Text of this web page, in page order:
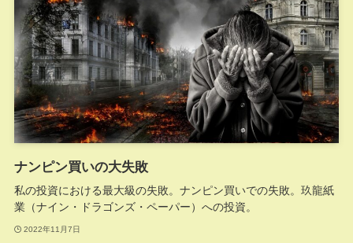
ナンピン買いの大失敗
私の投資における最大級の失敗。ナンピン買いでの失敗。玖龍紙
業（ナイン・ドラゴンズ・ペーパー）への投資。
2022年11月7日